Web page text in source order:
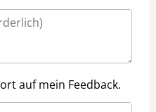
auf mein Feedback.